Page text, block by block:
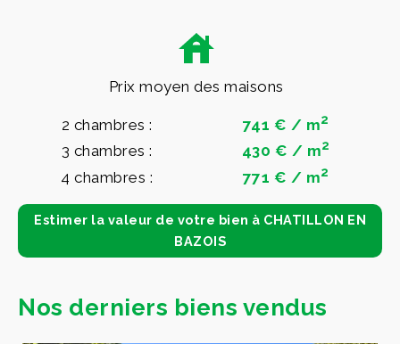
Prix moyen des maisons
2 chambres : 741 € / m2
3 chambres : 430 € / m2
4 chambres : 771 € / m2
Estimer la valeur de votre bien à CHATILLON EN
BAZOIS
Nos derniers biens vendus